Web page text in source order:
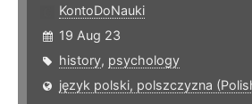
KontoDoNauki
19 Aug 23
history, psychology
język polski, polszczyzna